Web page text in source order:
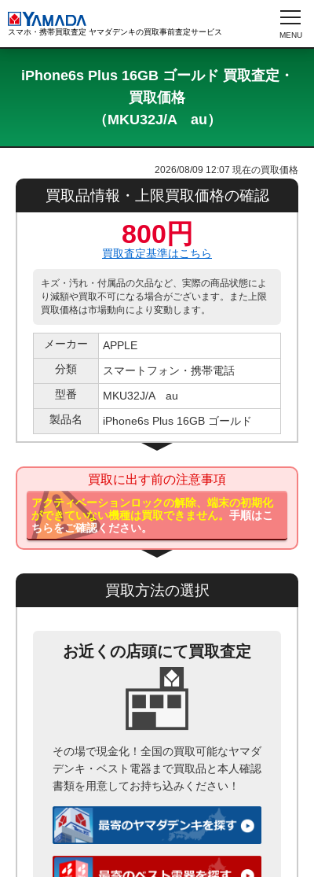
スマホ・携帯買取査定 ヤマダデンキの買取事前査定サービス
iPhone6s Plus 16GB ゴールド 買取査定・
買取価格
（MKU32J/A au）
2026/08/09 12:07 現在の買取価格
買取品情報・上限買取価格の確認
800円
買取査定基準はこちら
キズ・汚れ・付属品の欠品など、実際の商品状態によ
り減額や買取不可になる場合がございます。また上限
買取価格は市場動向により変動します。
メーカー
APPLE
分類
スマートフォン・携帯電話
型番
MKU32J/A au
製品名
iPhone6s Plus 16GB ゴールド
買取に出す前の注意事項
アクティベーションロックの解除、端末の初期化
ができていない機種は買取できません。手順はこ
ちらをご確認ください。
買取方法の選択
お近くの店頭にて買取査定
その場で現金化！全国の買取可能なヤマダ
デンキ・ベスト電器まで買取品と本人確認
書類を用意してお持ち込みください！